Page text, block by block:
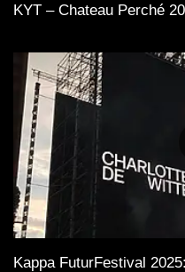
KYT – Chateau Perché
Kappa FuturFestival